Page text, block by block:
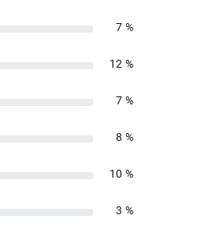
7 %
12 %
7 %
8 %
10 %
3 %